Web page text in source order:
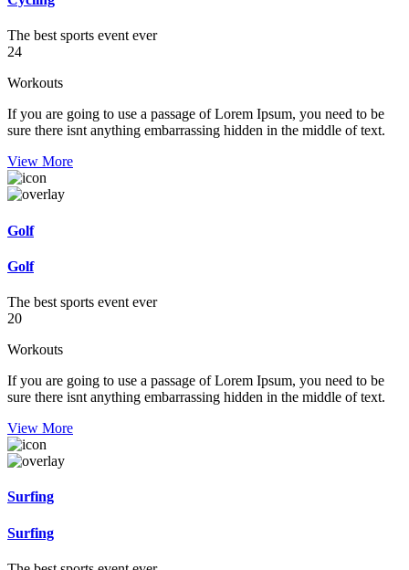
The best sports event ever
24
Workouts
If you are going to use a passage of Lorem Ipsum, you need to be
sure there isnt anything embarrassing hidden in the middle of text.
View More
Golf
Golf
The best sports event ever
20
Workouts
If you are going to use a passage of Lorem Ipsum, you need to be
sure there isnt anything embarrassing hidden in the middle of text.
View More
Surfing
Surfing